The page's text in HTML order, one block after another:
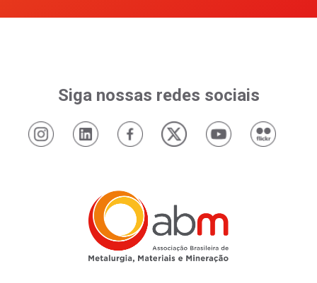
Siga nossas redes sociais